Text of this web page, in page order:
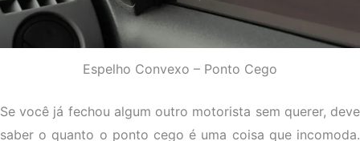
Espelho Convexo – Ponto Cego
Se você já fechou algum outro motorista sem querer, deve
saber o quanto o ponto cego é uma coisa que incomoda.